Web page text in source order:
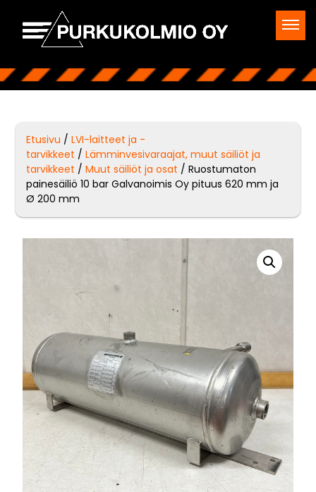
Etusivu /LVI-laitteet ja -
tarvikkeet /Lämminvesivaraajat, muut säiliöt ja
tarvikkeet /Muut säiliöt ja osat / Ruostumaton
painesäiliö 10 bar Galvanoimis Oy pituus 620 mm ja
Ø 200 mm